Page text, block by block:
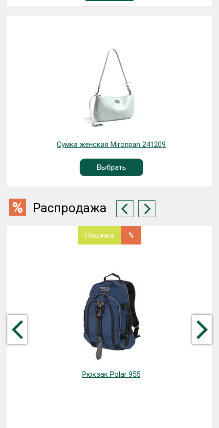
Сумка женская Mironpan 241209
Выбрать
Распродажа
Новинка %
Рюкзак Polar 955